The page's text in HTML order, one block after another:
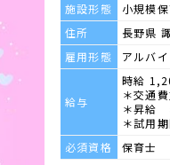
施設形態
小規模
住所
長野県
雇用形態
アルバ
給与
時給
＊交通
＊昇給
＊試用
必須資格
保育士